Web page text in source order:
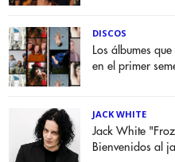
DISCOS
Los álbumes
en el primer
JACK WHITE
Jack White
Bienvenidos al